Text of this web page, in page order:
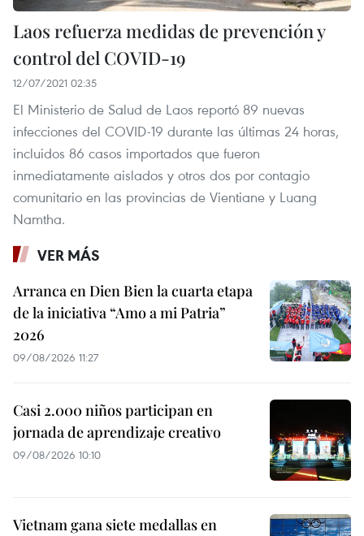
Laos refuerza medidas de prevención y
control del COVID-19
12/07/2021 02:35
El Ministerio de Salud de Laos reportó 89 nuevas
infecciones del COVID-19 durante las últimas 24 horas,
incluidos 86 casos importados que fueron
inmediatamente aislados y otros dos por contagio
comunitario en las provincias de Vientiane y Luang
Namtha.
VER MÁS
Arranca en Dien Bien la cuarta etapa
de la iniciativa “Amo a mi Patria”
2026
09/08/2026 11:27
Casi 2.000 niños participan en
jornada de aprendizaje creativo
09/08/2026 10:10
Vietnam gana siete medallas en